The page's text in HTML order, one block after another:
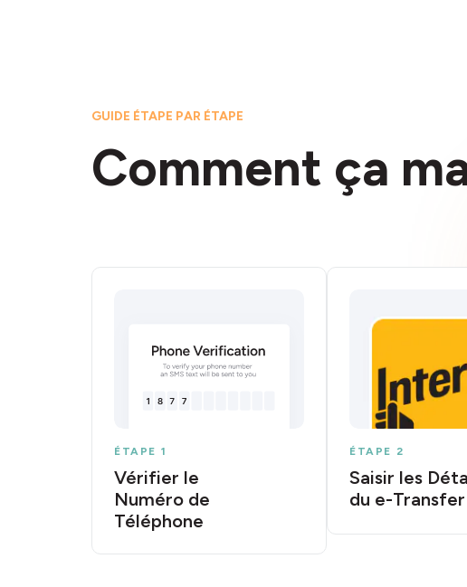
GUIDE ÉTAPE PAR ÉTAPE
Comment ça
ÉTAPE 1
Vérifier le
Numéro de
Téléphone
ÉTAPE 2
Saisir les
du e-Transfer